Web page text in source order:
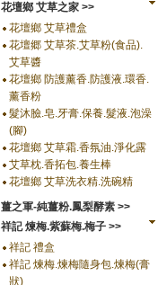
花壇鄉 艾草之家 >>
花壇鄉 艾草禮盒
花壇郷 艾草茶.艾草粉(食品).
艾草醬
花壇鄉 防護薰香.防護液.環香.
薰香粉
髮沐臉.皂.牙膏.保養.髮液.泡澡
(腳)
花壇鄉 艾草霜.香氛油.淨化露
艾草枕.香拓包.養生棒
花壇鄉 艾草洗衣精.洗碗精
薑之軍-純薑粉.鳳梨酵素 >>
祥記 煉梅.紫蘇梅.梅子 >>
祥記 禮盒
祥記 煉梅.煉梅隨身包.煉梅(膏
狀)